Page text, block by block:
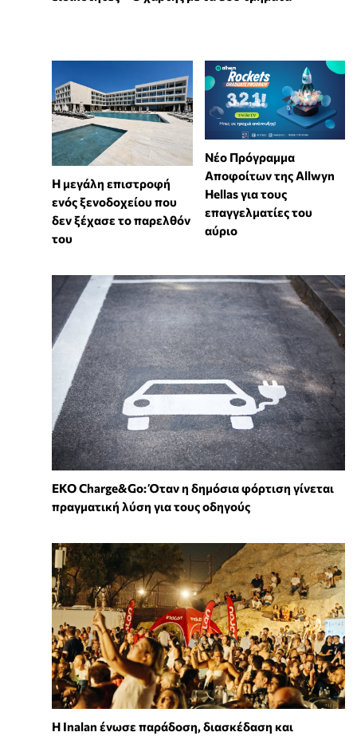
Η μεγάλη επιστροφή
ενός ξενοδοχείου που
δεν ξέχασε το παρελθόν
του
Νέο Πρόγραμμα
Αποφοίτων της Allwyn
Hellas για τους
επαγγελματίες του
αύριο
EKO Charge&Go: Όταν η δημόσια φόρτιση γίνεται
πραγματική λύση για τους οδηγούς
Η Inalan ένωσε παράδοση, διασκέδαση και